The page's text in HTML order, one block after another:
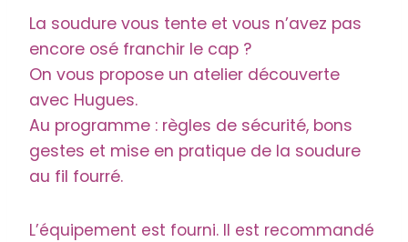
La soudure vous tente et vous n’avez pas
encore osé franchir le cap ?
On vous propose un atelier découverte
avec Hugues.
Au programme : règles de sécurité, bons
gestes et mise en pratique de la soudure
au fil fourré.
L’équipement est fourni. Il est recommandé